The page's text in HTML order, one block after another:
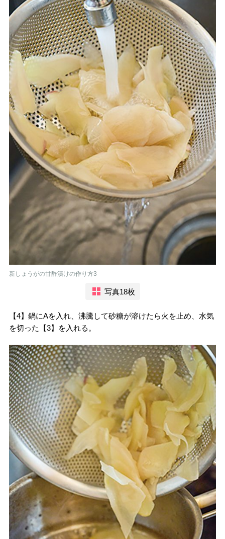
新しょうがの甘酢漬けの作り方3
写真18枚
【4】鍋にAを入れ、沸騰して砂糖が溶けたら火を止め、水気
を切った【3】を入れる。